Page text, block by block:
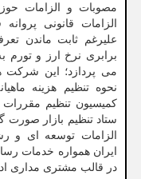
مصوبات و الزامات
الزامات قانونی
برابری نرخ ارز و تورم
می پردازد؛ این شرکت
نحوه تنظیم هزینه
کمیسیون تنظیم
ستاد تنظیم بازار صورت
الزامات توسعه ای و
ایران همواره خدمات
در قالب مشتری مداری